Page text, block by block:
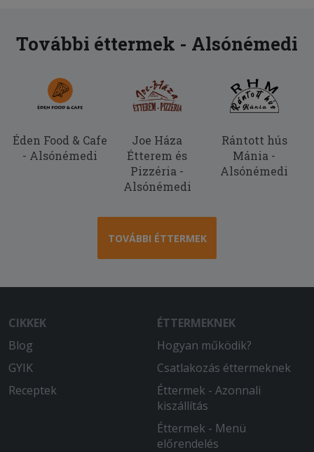
További éttermek - Alsónémedi
Éden Food & Cafe
- Alsónémedi
Joe Háza
Étterem és
Pizzéria -
Alsónémedi
Rántott hús
Mánia -
Alsónémedi
TOVÁBBI ÉTTERMEK
CIKKEK
Blog
GYIK
Receptek
ÉTTERMEKNEK
Hogyan működik?
Csatlakozás éttermeknek
Éttermek - Azonnali
kiszállítás
Éttermek - Menü
előrendelés